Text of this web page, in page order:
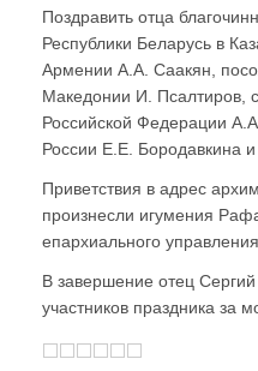
Поздравить отца
Республики Беларусь в
Армении А.А. Саакян,
Македонии И. Псалтиров,
Российской Федерации
России Е.Е. Бородавкина и
Приветствия в адрес
произнесли игумения
епархиального
В завершение отец
участников праздника за